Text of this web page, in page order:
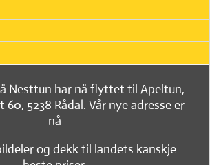
Nesttun har nå flyttet til Apeltun,
5238 Rådal. Vår nye adresse er
nå
og dekk til landets kanskje